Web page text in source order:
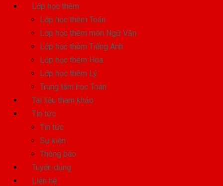
Lớp học thêm
Lớp học thêm Toán
Lớp học thêm môn Ngữ Văn
Lớp học thêm Tiếng Anh
Lớp học thêm Hóa
Lớp học thêm Lý
Trung tâm học Toán
Tài liệu tham khảo
Tin tức
Tin tức
Sự kiện
Thông báo
Tuyển dụng
Liên hệ